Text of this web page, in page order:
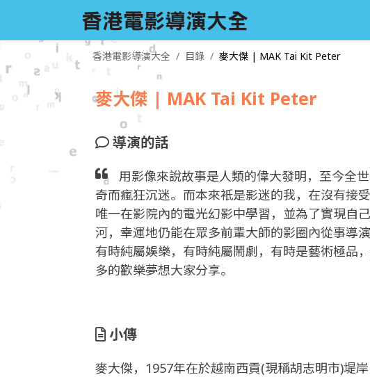
香港電影導演大全 目錄 麥大傑 | MAK Tai Kit Peter
麥大傑 | MAK Tai Kit Peter
導演的話
用影像來說故事是人類的偉大發明，至今全
奇而瘋狂沉迷。而本來衹是影迷的我，在沒有接
唯一在影院內的電光幻影中學習，並為了實現自
河，幸運地仍能在眾多前輩大師的影圈內從事導
有時純屬娛樂，有時純屬鬧劇，有時是藝術極品
多的歡樂夢想大家分享。
小傳
麥大傑，1957年在於越南西貢(現稱胡志明市)堤